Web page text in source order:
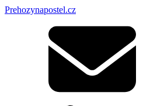
Prehozynapostel.cz